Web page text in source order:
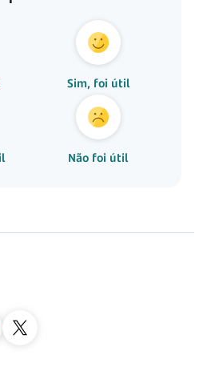
Sim, foi útil
Não foi útil